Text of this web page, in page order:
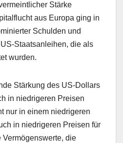
Stärke
aus Europa ging in
Schulden und
Staatsanleihen, die als
wurden.
Stärkung des US-Dollars
in niedrigeren Preisen
nur in einem niedrigeren
in niedrigeren Preisen für
Vermögenswerte, die